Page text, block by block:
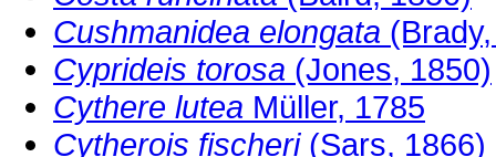
Cushmanidea elongata
Cyprideis torosa (Jones, 1850)
Cythere lutea Müller, 1785
Cytherois fischeri(Sars, 1866)